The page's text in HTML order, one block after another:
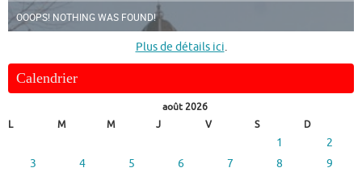
OOOPS! NOTHING WAS FOUND!
Plus de détails ici.
Calendrier
août 2026
L
M M J V S D
1
2
3
4 5 6 7 8
9